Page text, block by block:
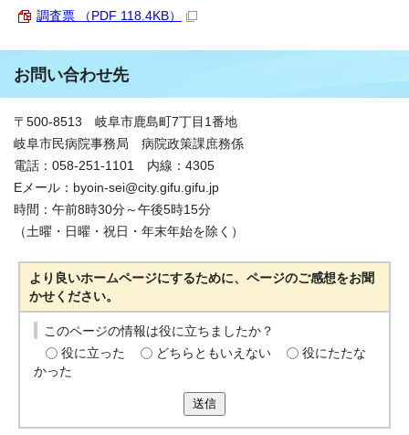
調査票 （PDF 118.4KB）
お問い合わせ先
〒500-8513 岐阜市鹿島町7丁目1番地
岐阜市民病院事務局 病院政策課庶務係
電話：058-251-1101 内線：4305
Eメール：byoin-sei@city.gifu.gifu.jp
時間：午前8時30分～午後5時15分
（土曜・日曜・祝日・年末年始を除く）
より良いホームページにするために、ページのご感想をお聞
かせください。
このページの情報は役に立ちましたか？
役に立った
どちらともいえない
役にたたな
かった
送信